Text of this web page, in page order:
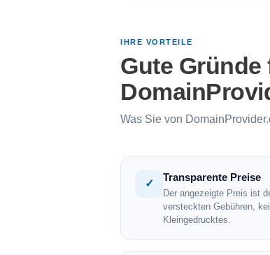
IHRE VORTEILE
Gute Gründe
Was Sie von
✓
Transparente Preise
Der angezeigte Preis ist
versteckten Gebühren,
Kleingedrucktes.